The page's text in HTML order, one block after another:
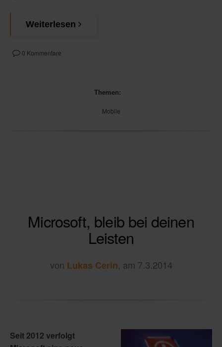
Weiterlesen
0 Kommentare
Themen:
Mobile
Microsoft, bleib bei deinen
Leisten
von Lukas Cerin, am 7.3.2014
Seit 2012 verfolgt